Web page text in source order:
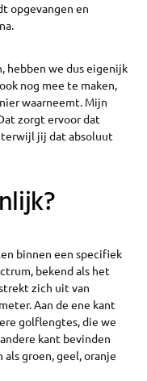
opgevangen en
hebben we dus eigenijk
nog mee te maken,
waarneemt. Mijn
zorgt ervoor dat
jij dat absoluut
binnen een specifiek
bekend als het
zich uit van
Aan de ene kant
golflengtes, die we
kant bevinden
groen, geel, oranje